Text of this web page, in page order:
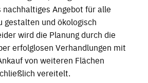
Angebot für alle
gestalten und ökologisch
wird die Planung durch die
erfolglosen Verhandlungen mit
von weiteren Flächen
vereitelt.